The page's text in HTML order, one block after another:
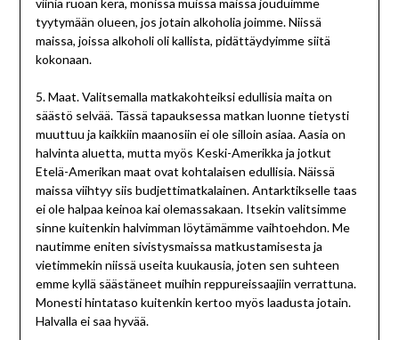
tyytymään olueen, jos jotain alkoholia joimme. Niissä
maissa, joissa alkoholi oli kallista, pidättäydyimme siitä
kokonaan.
5. Maat. Valitsemalla matkakohteiksi edullisia maita on
säästö selvää. Tässä tapauksessa matkan luonne tietysti
muuttuu ja kaikkiin maanosiin ei ole silloin asiaa. Aasia on
halvinta aluetta, mutta myös Keski-Amerikka ja jotkut
Etelä-Amerikan maat ovat kohtalaisen edullisia. Näissä
maissa viihtyy siis budjettimatkalainen. Antarktikselle taas
ei ole halpaa keinoa kai olemassakaan. Itsekin valitsimme
sinne kuitenkin halvimman löytämämme vaihtoehdon. Me
nautimme eniten sivistysmaissa matkustamisesta ja
vietimmekin niissä useita kuukausia, joten sen suhteen
emme kyllä säästäneet muihin reppureissaajiin verrattuna.
Monesti hintataso kuitenkin kertoo myös laadusta jotain.
Halvalla ei saa hyvää.